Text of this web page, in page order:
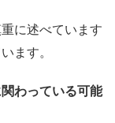
に述べています
ます。
わっている可能